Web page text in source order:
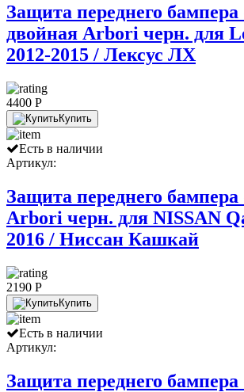
Защита переднего бампера
двойная Arbori черн. для
2012-2015 / Лексус ЛХ
4400 P
Купить
Есть в наличии
Артикул:
Защита переднего бампера
Arbori черн. для NISSAN
2016 / Ниссан Кашкай
2190 P
Купить
Есть в наличии
Артикул:
Защита переднего бампера